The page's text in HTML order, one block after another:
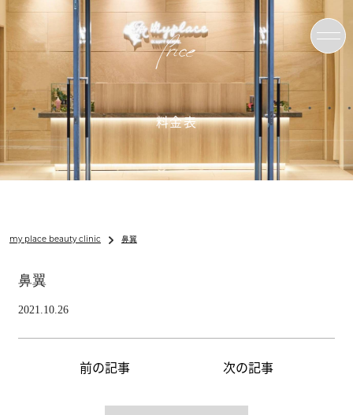
Price
料金表
my place beauty clinic 鼻翼
鼻翼
2021.10.26
前の記事 次の記事